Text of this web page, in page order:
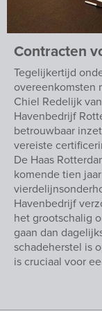
Contracten
Tegelijkertijd
overeenkomsten
Chiel Redelijk
Havenbedrijf
betrouwbaar
vereiste
De Haas
komende tien
Havenbedrijf
het grootschalig
gaan dan
schadeherstel is
is cruciaal voor